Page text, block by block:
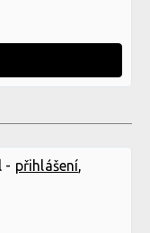
- přihlášení